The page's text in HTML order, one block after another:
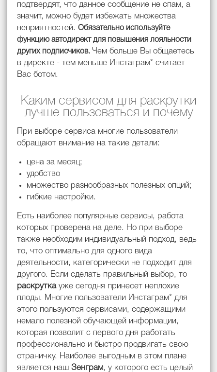
подтвердят, что данное сообщение не спам, а
значит, можно будет избежать множества
неприятностей. Обязательно используйте
функцию автодирект для повышения лояльности
других подписчиков. Чем больше Вы общаетесь
в директе - тем меньше Инстаграм* считает
Вас ботом.
Каким сервисом для раскрутки
лучше пользоваться и почему
При выборе сервиса многие пользователи
обращают внимание на такие детали:
цена за месяц;
удобство
множество разнообразных полезных опций;
гибкие настройки.
Есть наиболее популярные сервисы, работа
которых проверена на деле. Но при выборе
также необходим индивидуальный подход, ведь
то, что оптимально для одного вида
деятельности, категорически не подходит для
другого. Если сделать правильный выбор, то
раскруткауже сегодня принесет неплохие
плоды. Многие пользователи Инстаграм* для
этого пользуются сервисами, содержащими
немало полезной обучающей информации,
которая позволит с первого дня работать
профессионально и быстро продвигать свою
страничку. Наиболее выгодным в этом плане
является наш Зенграм, у которого есть целый